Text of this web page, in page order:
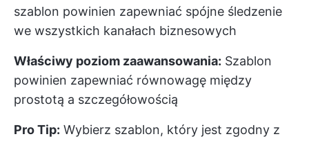
szablon powinien zapewniać spójne śledzenie
we wszystkich kanałach biznesowych
Właściwy poziom zaawansowania: Szablon
powinien zapewniać równowagę między
prostotą a szczegółowością
Pro Tip: Wybierz szablon, który jest zgodny z